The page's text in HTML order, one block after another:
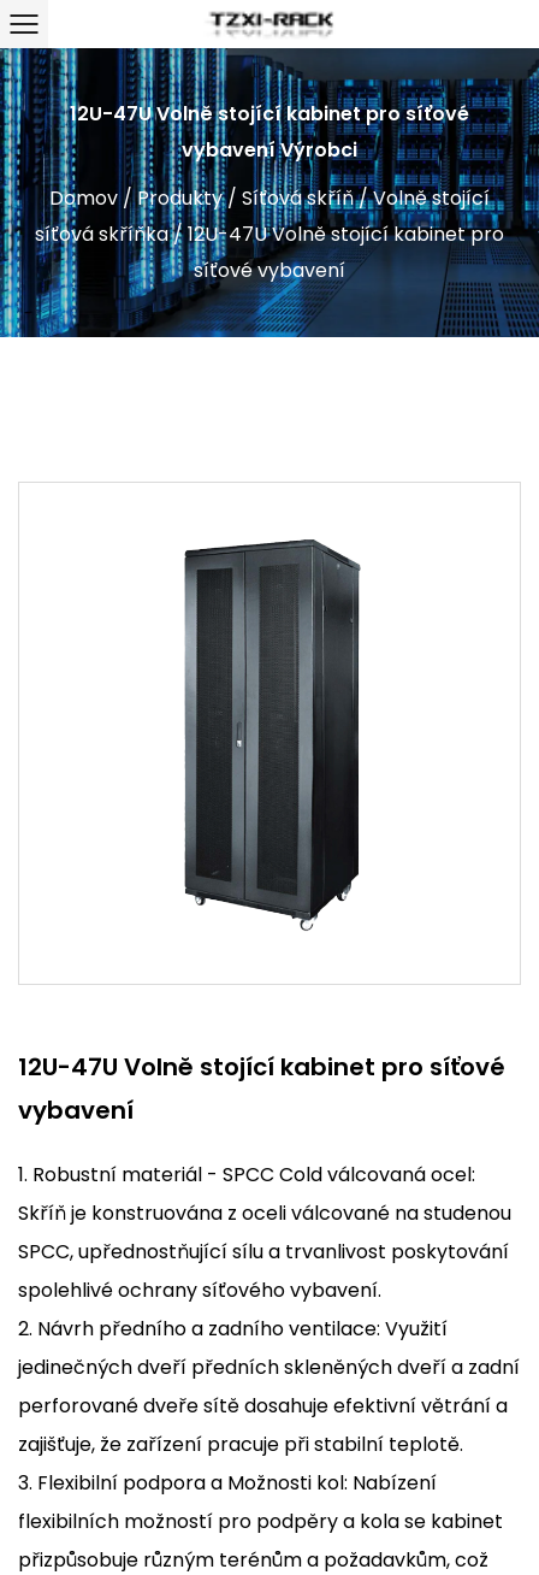
12U-47U Volně stojící kabinet pro síťové
vybavení Výrobci
Domov /Produkty/ Síťová skříň/Volně stojící
síťová skříňka/12U-47U Volně stojící kabinet pro
síťové vybavení
12U-47U Volně stojící kabinet pro síťové
vybavení
1. Robustní materiál - SPCC Cold válcovaná ocel:
Skříň je konstruována z oceli válcované na studenou
SPCC, upřednostňující sílu a trvanlivost poskytování
spolehlivé ochrany síťového vybavení.
2. Návrh předního a zadního ventilace: Využití
jedinečných dveří předních skleněných dveří a zadní
perforované dveře sítě dosahuje efektivní větrání a
zajišťuje, že zařízení pracuje při stabilní teplotě.
3. Flexibilní podpora a Možnosti kol: Nabízení
flexibilních možností pro podpěry a kola se kabinet
přizpůsobuje různým terénům a požadavkům, což